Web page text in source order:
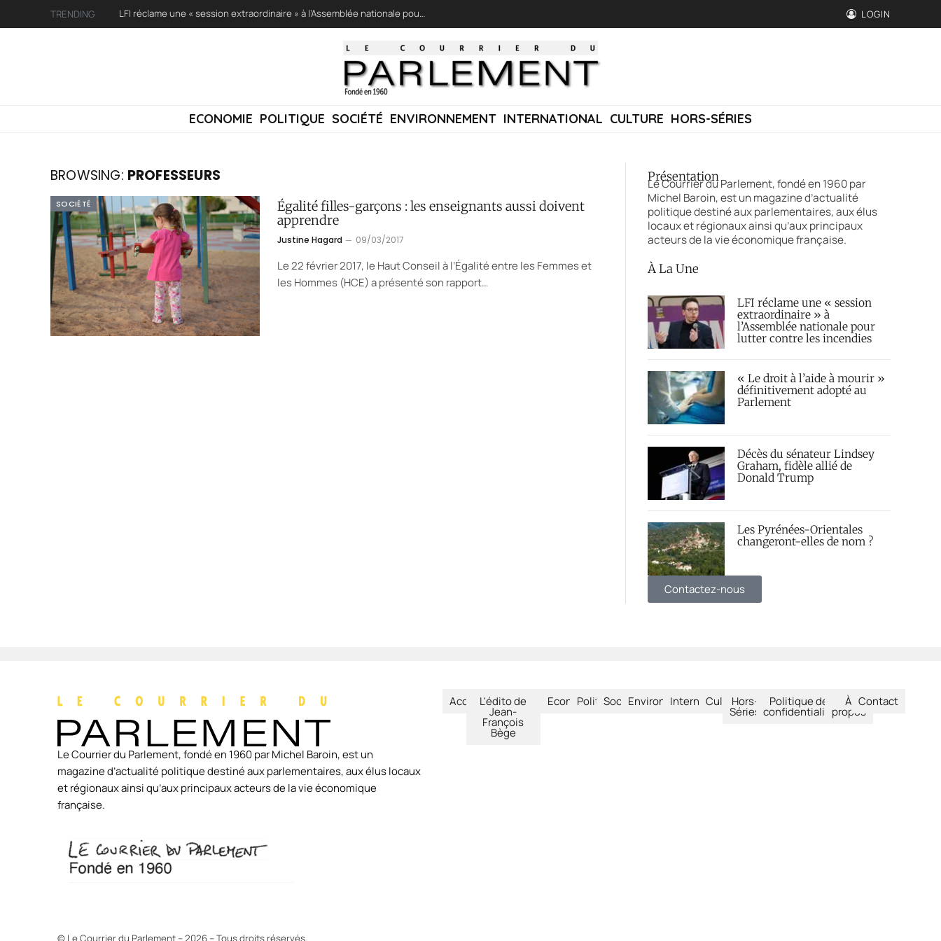
TRENDING LFI réclame une « session extraordinaire » à l’Assemblée nationale pour lutter contre les incendies LOGIN
ECONOMIE POLITIQUE SOCIÉTÉ ENVIRONNEMENT INTERNATIONAL CULTURE HORS-SÉRIES
BROWSING: PROFESSEURS
SOCIÉTÉ
Égalité filles-garçons : les enseignants aussi doivent
apprendre
Justine Hagard 09/03/2017
Le 22 février 2017, le Haut Conseil à l’Égalité entre les Femmes et
les Hommes (HCE) a présenté son rapport…
Présentation
Le Courrier du Parlement, fondé en 1960 par
Michel Baroin, est un magazine d’actualité
politique destiné aux parlementaires, aux élus
locaux et régionaux ainsi qu’aux principaux
acteurs de la vie économique française.
À La Une
LFI réclame une « session
extraordinaire » à
l’Assemblée nationale pour
lutter contre les incendies
« Le droit à l’aide à mourir »
définitivement adopté au
Parlement
Décès du sénateur Lindsey
Graham, fidèle allié de
Donald Trump
Les Pyrénées-Orientales
changeront-elles de nom ?
Contactez-nous
Le Courrier du Parlement, fondé en 1960 par Michel Baroin, est un
magazine d’actualité politique destiné aux parlementaires, aux élus locaux
et régionaux ainsi qu’aux principaux acteurs de la vie économique
française.
AccueilL'édito de
Jean-
François
Bège
EconomiePolitiqueSociétéEnvironnementInternational
CultureHors-
Séries
Politique de
confidentialité
À
propos
Contact
© Le Courrier du Parlement – 2026 – Tous droits réservés.